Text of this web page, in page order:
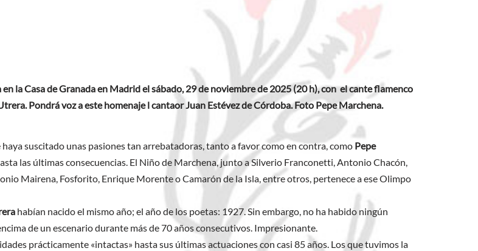
la Casa de Granada en Madrid el sábado, 29 de noviembre de 2025 (20 h), con el cante flamenco
Pondrá voz a este homenaje l cantaor Juan Estévez de Córdoba. Foto Pepe Marchena.
suscitado unas pasiones tan arrebatadoras, tanto a favor como en contra, como Pepe
las últimas consecuencias. El Niño de Marchena, junto a Silverio Franconetti, Antonio Chacón,
Mairena, Fosforito, Enrique Morente o Camarón de la Isla, entre otros, pertenece a ese Olimpo
habían nacido el mismo año; el año de los poetas: 1927. Sin embargo, no ha habido ningún
de un escenario durante más de 70 años consecutivos. Impresionante.
prácticamente «intactas» hasta sus últimas actuaciones con casi 85 años. Los que tuvimos la